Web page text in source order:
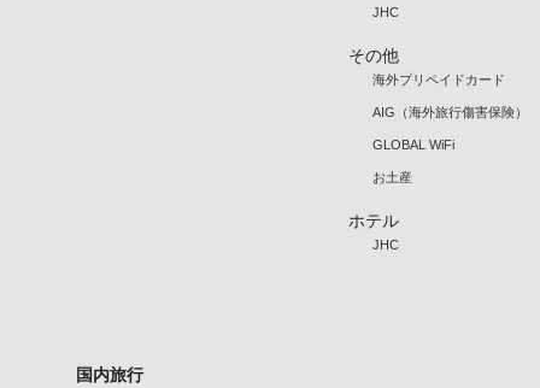
JHC
その他
海外プリペイドカード
AIG（海外旅行傷害保険）
GLOBAL WiFi
お土産
ホテル
JHC
国内旅行